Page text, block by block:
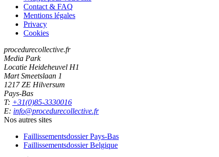
Contact & FAQ
Mentions légales
Privacy
Cookies
procedurecollective.fr
Media Park
Locatie Heideheuvel H1
Mart Smeetslaan 1
1217 ZE Hilversum
Pays-Bas
T: +31(0)85-3330016
E: info@procedurecollective.fr
Nos autres sites
Faillissementsdossier Pays-Bas
Faillissementsdossier Belgique